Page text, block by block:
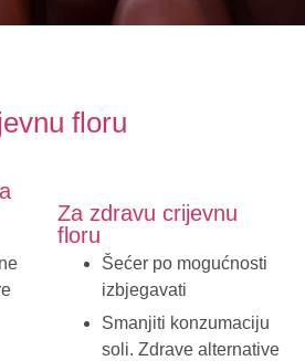
floru
Za zdravu crijevnu
floru
Šećer po mogućnosti
izbjegavati
Smanjiti konzumaciju
soli. Zdrave alternative